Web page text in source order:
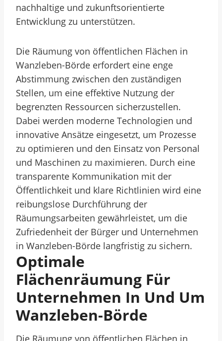
nachhaltige und zukunftsorientierte
Entwicklung zu unterstützen.
Die Räumung von öffentlichen Flächen in
Wanzleben-Börde erfordert eine enge
Abstimmung zwischen den zuständigen
Stellen, um eine effektive Nutzung der
begrenzten Ressourcen sicherzustellen.
Dabei werden moderne Technologien und
innovative Ansätze eingesetzt, um Prozesse
zu optimieren und den Einsatz von Personal
und Maschinen zu maximieren. Durch eine
transparente Kommunikation mit der
Öffentlichkeit und klare Richtlinien wird eine
reibungslose Durchführung der
Räumungsarbeiten gewährleistet, um die
Zufriedenheit der Bürger und Unternehmen
in Wanzleben-Börde langfristig zu sichern.
Optimale
Flächenräumung Für
Unternehmen In Und Um
Wanzleben-Börde
Die Räumung von öffentlichen Flächen in